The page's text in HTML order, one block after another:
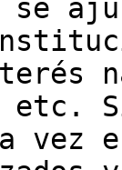
se
vez